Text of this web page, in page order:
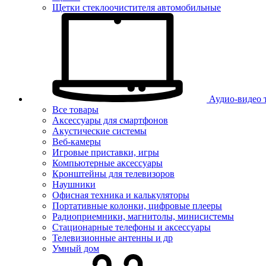
Щетки стеклоочистителя автомобильные
Аудио-видео
Все товары
Аксессуары для смартфонов
Акустические системы
Веб-камеры
Игровые приставки, игры
Компьютерные аксессуары
Кронштейны для телевизоров
Наушники
Офисная техника и калькуляторы
Портативные колонки, цифровые плееры
Радиоприемники, магнитолы, минисистемы
Стационарные телефоны и аксессуары
Телевизионные антенны и др
Умный дом